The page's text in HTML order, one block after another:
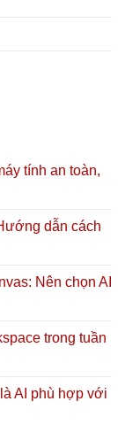
tính an toàn,
dẫn cách
Nên chọn AI
trong tuần
AI phù hợp với